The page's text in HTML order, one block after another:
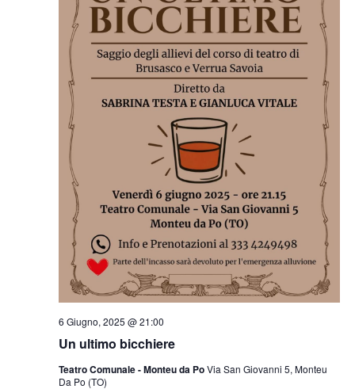
Un ultimo bicchiere
6 Giugno, 2025 @ 21:00
Teatro Comunale - Monteu da PoVia San Giovanni 5, Monteu
Da Po (TO)